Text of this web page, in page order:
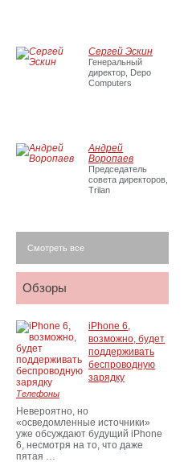
Сергей Эскин
Генеральный
директор, Depo
Computers
Андрей
Воропаев
Председатель
совета директоров,
Trilan
Смотреть все
Обзоры
iPhone 6,
возможно, будет
поддерживать
беспроводную
зарядку
Телефоны
Невероятно, но
«осведомленные источники»
уже обсуждают будущий iPhone
6, несмотря на то, что даже
пятая …